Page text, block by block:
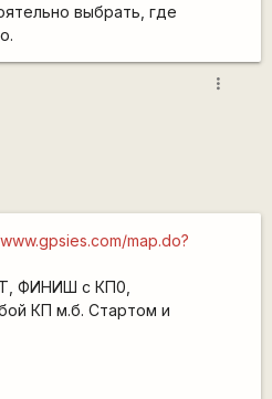
выбрать, где
more_vert
map.do?
ФИНИШ с КП0,
КП м.б. Стартом и